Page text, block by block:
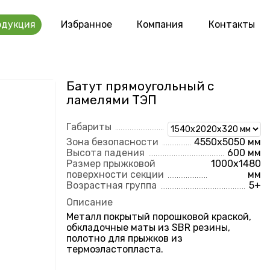
Избранное Компания Контакты
Батут прямоугольный с
ламелями ТЭП
Габариты
Зона безопасности
4550х5050 мм
Высота падения
600 мм
Размер прыжковой
поверхности секции
1000х1480
мм
Возрастная группа
5+
Описание
Металл покрытый порошковой краской,
обкладочные маты из SBR резины,
полотно для прыжков из
термоэластопласта.